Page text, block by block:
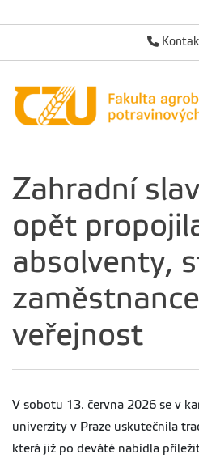
Zahradní
opět
absolventy,
veřejnost
V sobotu 13. června 2026 se v
univerzity v Praze uskutečnila
která již po deváté nabídla